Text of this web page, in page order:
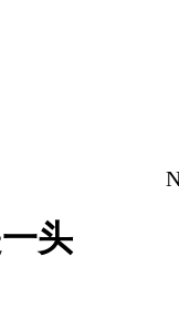
头